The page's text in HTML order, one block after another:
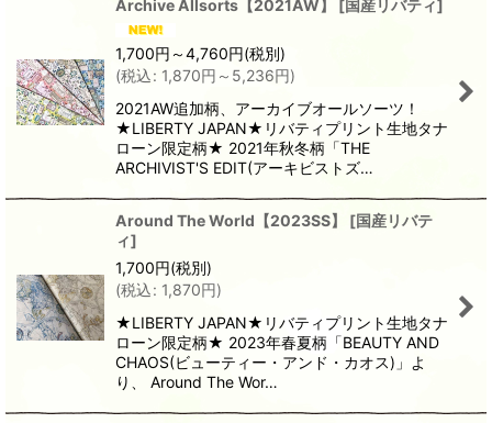
Archive Allsorts【2021AW】 [国産リバティ]
1,700円 ～4,760円(税別)
(税込: 1,870円 ～5,236円)
2021AW追加柄、アーカイブオールソーツ！
★LIBERTY JAPAN★リバティプリント生地タナ
ローン限定柄★ 2021年秋冬柄「THE
ARCHIVIST'S EDIT(アーキビストズ…
Around The World【2023SS】 [国産リバテ
ィ]
1,700円(税別)
(税込: 1,870円)
★LIBERTY JAPAN★リバティプリント生地タナ
ローン限定柄★ 2023年春夏柄「BEAUTY AND
CHAOS(ビューティー・アンド・カオス)」よ
り、 Around The Wor…